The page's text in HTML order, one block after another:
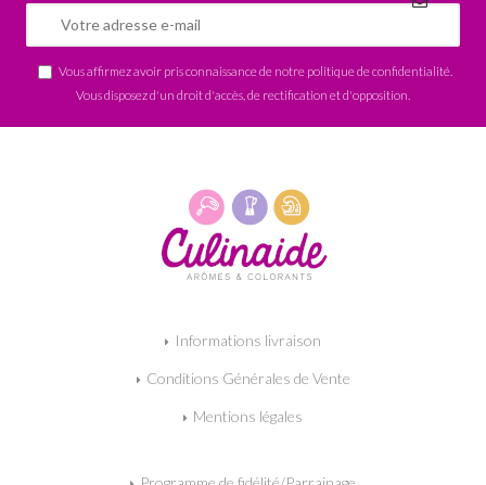
Vous affirmez avoir pris connaissance de notre politique de confidentialité
Vous disposez d'un droit d'accès, de rectification et d'opposition.
Informations livraison
Conditions Générales de Vente
Mentions légales